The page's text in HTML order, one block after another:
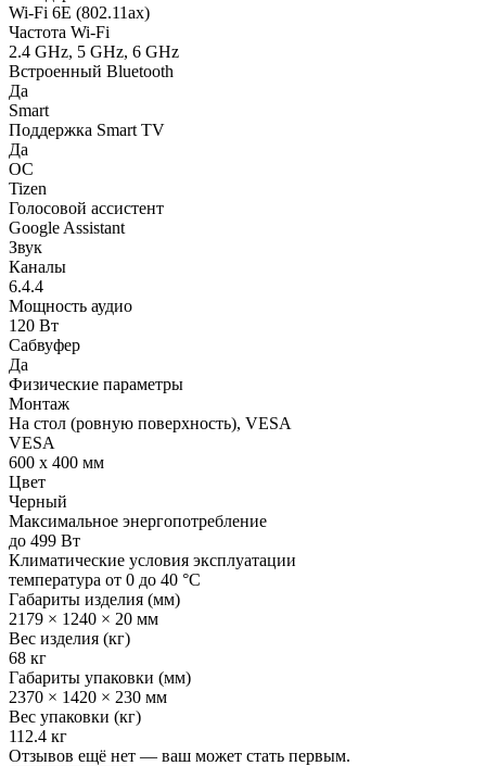
Wi-Fi 6E (802.11ax)
Частота Wi-Fi
2.4 GHz, 5 GHz, 6 GHz
Встроенный Bluetooth
Да
Smart
Поддержка Smart TV
Да
ОС
Tizen
Голосовой ассистент
Google Assistant
Звук
Каналы
6.4.4
Мощность аудио
120 Вт
Сабвуфер
Да
Физические параметры
Монтаж
На стол (ровную поверхность), VESA
VESA
600 x 400 мм
Цвет
Черный
Максимальное энергопотребление
до 499 Вт
Климатические условия эксплуатации
температура от 0 до 40 °C
Габариты изделия (мм)
2179 × 1240 × 20 мм
Вес изделия (кг)
68 кг
Габариты упаковки (мм)
2370 × 1420 × 230 мм
Вес упаковки (кг)
112.4 кг
Отзывов ещё нет — ваш может стать первым.